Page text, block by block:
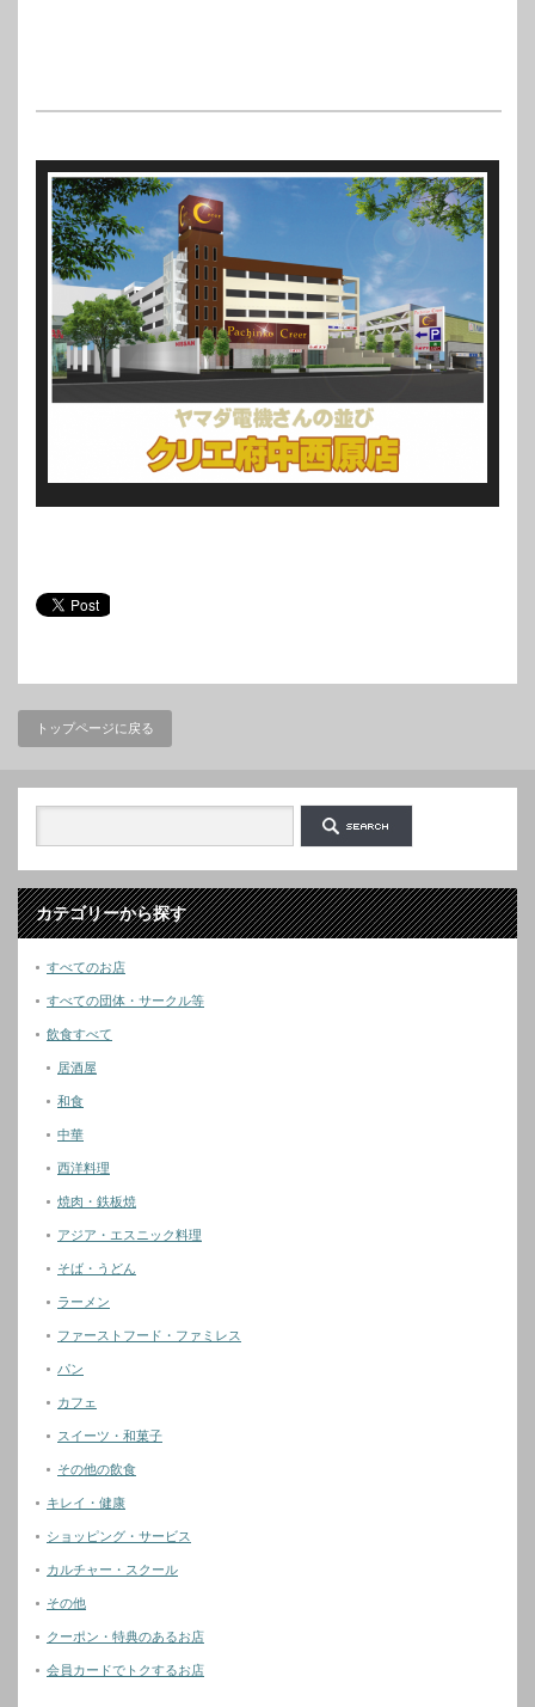
トップページに戻る
カテゴリーから探す
すべてのお店
すべての団体・サークル等
飲食すべて
居酒屋
和食
中華
西洋料理
焼肉・鉄板焼
アジア・エスニック料理
そば・うどん
ラーメン
ファーストフード・ファミレス
パン
カフェ
スイーツ・和菓子
その他の飲食
キレイ・健康
ショッピング・サービス
カルチャー・スクール
その他
クーポン・特典のあるお店
会員カードでトクするお店